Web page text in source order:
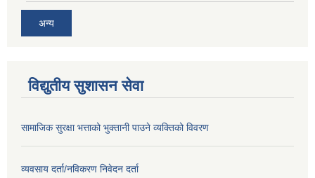
अन्य
विद्युतीय सुशासन सेवा
सामाजिक सुरक्षा भत्ताको भुक्तानी पाउने व्यक्तिको विवरण
व्यवसाय दर्ता/नविकरण निवेदन दर्ता